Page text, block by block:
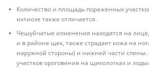
Количество и площадь пораженных
ихтиозе также отличается.
Чешуйчатые изменения находятся на
и в районе щек, также страдает кожа на
наружной стороны) и нижней части
участков ороговения на щиколотках и